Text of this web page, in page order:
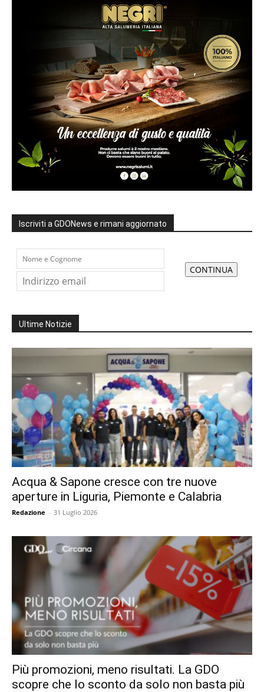
Iscriviti a GDONews e rimani aggiornato
Ultime Notizie
Acqua & Sapone cresce con tre nuove
aperture in Liguria, Piemonte e Calabria
Redazione - 31 Luglio 2026
Più promozioni, meno risultati. La GDO
scopre che lo sconto da solo non basta più